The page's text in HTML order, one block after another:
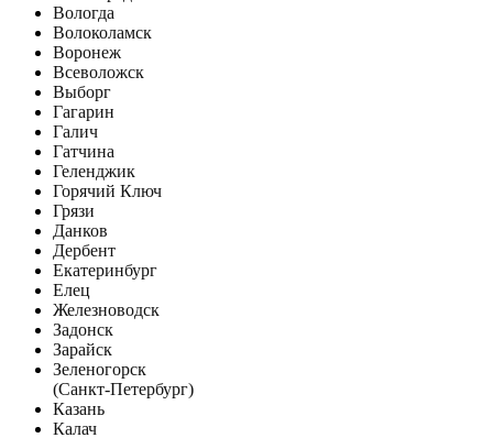
Вологда
Волоколамск
Воронеж
Всеволожск
Выборг
Гагарин
Галич
Гатчина
Геленджик
Горячий Ключ
Грязи
Данков
Дербент
Екатеринбург
Елец
Железноводск
Задонск
Зарайск
Зеленогорск
(Санкт-Петербург)
Казань
Калач